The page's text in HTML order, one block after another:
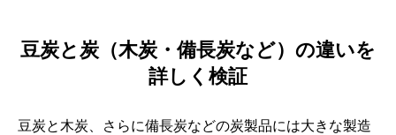
豆炭と炭（木炭・備長炭など）の違いを
詳しく検証
豆炭と木炭、さらに備長炭などの炭製品には大きな製造